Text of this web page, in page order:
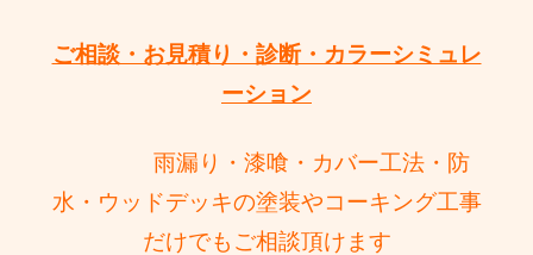
ご相談・お見積り・診断・カラーシミュレ
ーション
雨漏り・漆喰・カバー工法・防
水・ウッドデッキの塗装やコーキング工事
だけでもご相談頂けます